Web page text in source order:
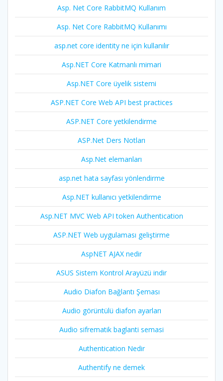
Asp. Net Core RabbitMQ Kullanım
Asp. Net Core RabbitMQ Kullanımı
asp.net core identity ne için kullanılır
Asp.NET Core Katmanlı mimari
Asp.NET Core üyelik sistemi
ASP.NET Core Web API best practices
ASP.NET Core yetkilendirme
ASP.Net Ders Notları
Asp.Net elemanları
asp.net hata sayfası yönlendirme
Asp.NET kullanıcı yetkilendirme
Asp.NET MVC Web API token Authentication
ASP.NET Web uygulaması geliştirme
AspNET AJAX nedir
ASUS Sistem Kontrol Arayüzü indir
Audio Diafon Bağlantı Şeması
Audio görüntülü diafon ayarları
Audio sifrematik baglanti semasi
Authentication Nedir
Authentify ne demek